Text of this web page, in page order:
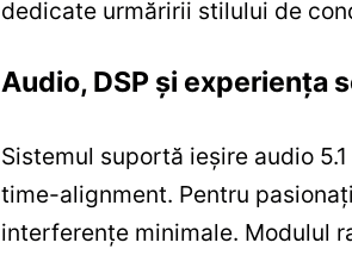
dedicate urmăririi stilului de
Audio, DSP și experiența
Sistemul suportă ieșire audio
time-alignment. Pentru
interferențe minimale. Modulul